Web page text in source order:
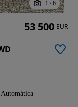
1 / 6
Automática
53 500 EUR